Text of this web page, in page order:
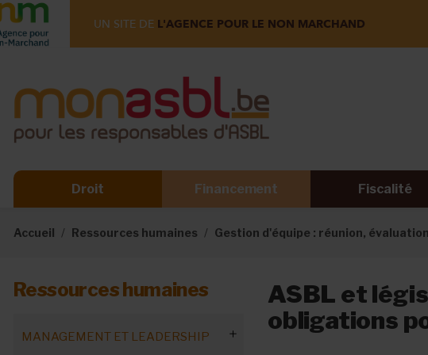
UN SITE DE L'AGENCE POUR LE NON MARCHAND
Droit Financement Fiscalité
Accueil Ressources humaines Gestion d'équipe : réunion,
Ressources humaines
MANAGEMENT ET LEADERSHIP
ASBL et
obligations